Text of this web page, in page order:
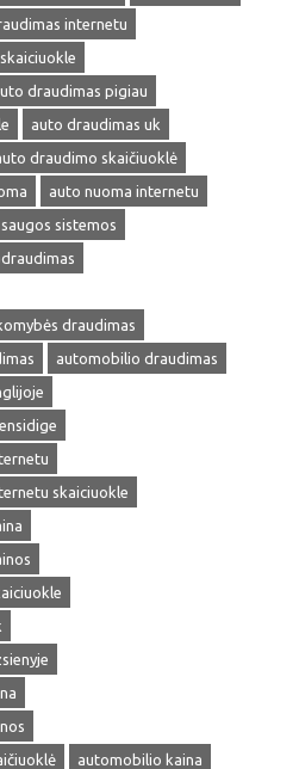
internetu
draudimas pigiau
auto draudimas uk
draudimo skaičiuoklė
auto nuoma internetu
sistemos
draudimas
automobilio draudimas
skaiciuokle
automobilio kaina